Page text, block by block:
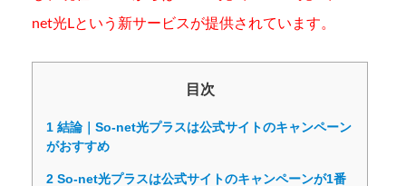
net光Lという新サービスが提供されています。
目次
1 結論｜So-net光プラスは公式サイトのキャンペーン
がおすすめ
2 So-net光プラスは公式サイトのキャンペーンが1番